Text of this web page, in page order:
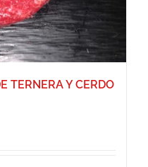
TERNERA Y CERDO